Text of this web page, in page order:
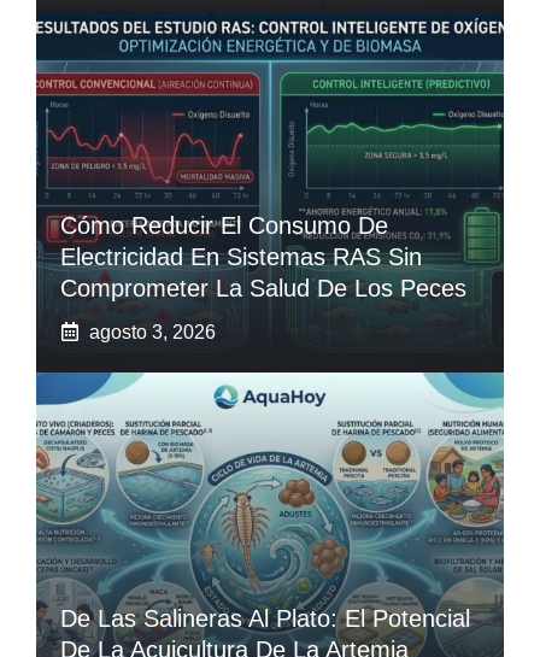
Cómo Reducir El Consumo De
Electricidad En Sistemas RAS Sin
Comprometer La Salud De Los Peces
agosto 3, 2026
De Las Salineras Al Plato: El Potencial
De La Acuicultura De La Artemia